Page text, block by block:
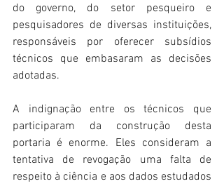
do governo, do setor pesqueiro e
pesquisadores de diversas instituições,
responsáveis por oferecer subsídios
técnicos que embasaram as decisões
adotadas.
A indignação entre os técnicos que
participaram da construção desta
portaria é enorme. Eles consideram a
tentativa de revogação uma falta de
respeito à ciência e aos dados estudados